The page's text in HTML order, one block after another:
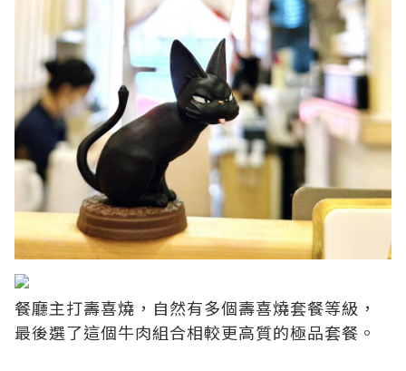
餐廳主打壽喜燒，自然有多個壽喜燒套餐等級，
最後選了這個牛肉組合相較更高質的極品套餐。